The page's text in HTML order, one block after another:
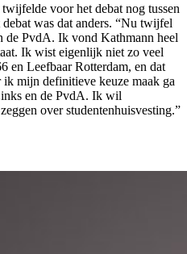
voor het debat nog tussen
was dat anders. “Nu twijfel
de PvdA. Ik vond Kathmann heel
Ik wist eigenlijk niet zo veel
en Leefbaar Rotterdam, en dat
mijn definitieve keuze maak ga
en de PvdA. Ik wil
over studentenhuisvesting.”